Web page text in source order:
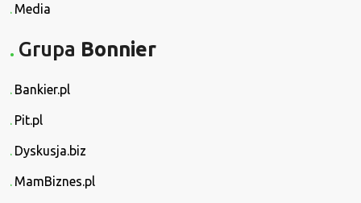
Media
Grupa Bonnier
Bankier.pl
Pit.pl
Dyskusja.biz
MamBiznes.pl